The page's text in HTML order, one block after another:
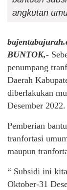
angkutan
BUNTOK,-
penumpang
Daerah
diberlakukan
Desember 2022.
Pemberian
tranfortasi
maupun
“ Subsidi ini
Oktober-31